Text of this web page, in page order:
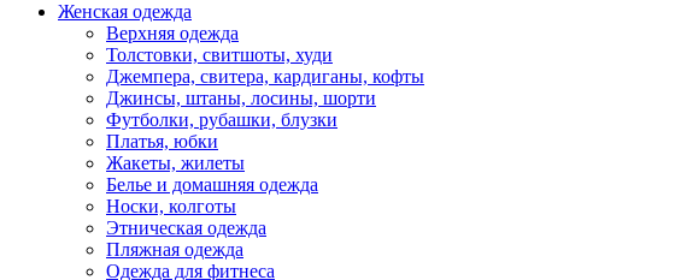
Женская одежда
Верхняя одежда
Толстовки, свитшоты, худи
Джемпера, свитера, кардиганы, кофты
Джинсы, штаны, лосины, шорти
Футболки, рубашки, блузки
Платья, юбки
Жакеты, жилеты
Белье и домашняя одежда
Носки, колготы
Этническая одежда
Пляжная одежда
Одежда для фитнеса